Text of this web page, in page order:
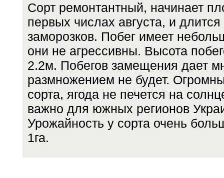
Сорт ремонтантный, начинает
первых числах августа, и
заморозков. Побег имеет
они не агрессивны. Высота
2.2м. Побегов замещения дает
размножением не будет.
сорта, ягода не печется на
важно для южных регионов
Урожайность у сорта очень
1га.